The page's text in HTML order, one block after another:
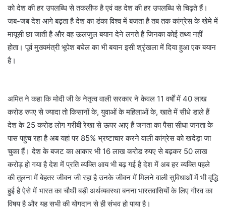
को देश की हर उपलब्धि से तकलीफ है एवं वह देश की हर उपलब्धि से चिढ़ते हैं।
जब-जब देश आगे बढ़ता है देश का डंका विश्व में बजता है तब तक कांग्रेस के खेमे में
मायूसी छा जाती है और वह ऊलजुल बयान देने लगते हैं जिनका कोई तथ्य नहीं
होता। पूर्व मुख्यमंत्री भूपेश बघेल का भी बयान इसी श्रृंखला में दिया हुआ एक बयान
है।
अमित ने कहा कि मोदी जी के नेतृत्व वाली सरकार ने केवल 11 वर्षों में 40 लाख
करोड रुपए से ज्यादा तो किसानों के, युवाओं के महिलाओं के, खाते में सीधे डाले हैं
देश के 25 करोड लोग गरीबी रेखा से ऊपर आए हैं जनता का पैसा सीधा जनता के
पास पहुंच रहा है अब यहां पर 85% भ्रष्टाचार करने वाली कांग्रेस को खदेड़ा जा
चुका हैं। देश के बजट का आकार भी 16 लाख करोड रुपए से बढ़कर 50 लाख
करोड़ हो गया है देश में प्रति व्यक्ति आय भी बढ़ गई है देश में अब हर व्यक्ति पहले
की तुलना में बेहतर जीवन जी रहा है उनके जीवन में मिलने वाली सुविधाओं में भी वृद्धि
हुई है ऐसे में भारत का चौथी बड़ी अर्थव्यवस्था बनना भारतवासियों के लिए गौरव का
विषय है और यह सभी की योगदान से ही संभव हो पाया है।